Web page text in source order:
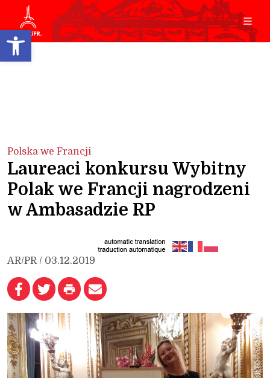
Open toolbar
Polska we Francji
Laureaci konkursu Wybitny
Polak we Francji nagrodzeni
w Ambasadzie RP
AR/PR / 03.12.2019